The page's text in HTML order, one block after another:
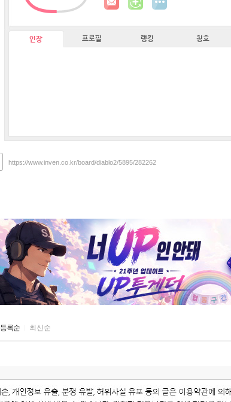
인장 프로필 랭킹 칭호
https://www.inven.co.kr/board/diablo2/5895/282262
등록순 최신순